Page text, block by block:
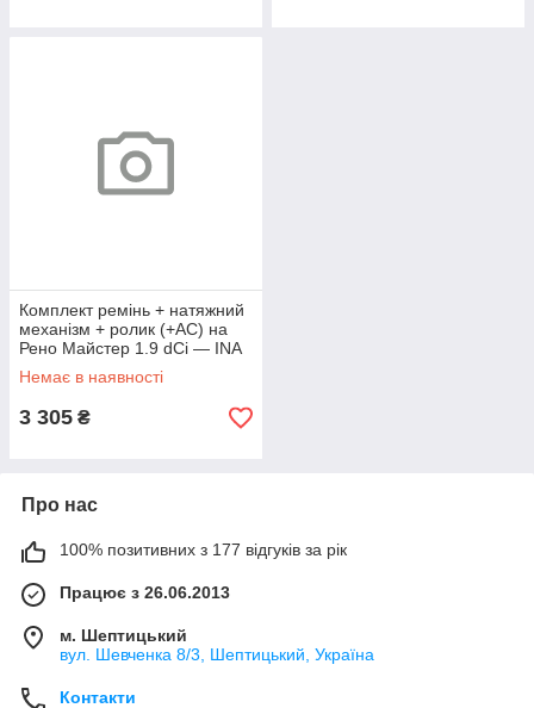
Комплект ремінь + натяжний
механізм + ролик (+AC) на
Рено Майстер 1.9 dCi — INA
(Німеччина) 529012410
Немає в наявності
3 305 ₴
Про нас
100% позитивних з 177 відгуків за рік
Працює з 26.06.2013
м. Шептицький
вул. Шевченка 8/3, Шептицький, Україна
Контакти